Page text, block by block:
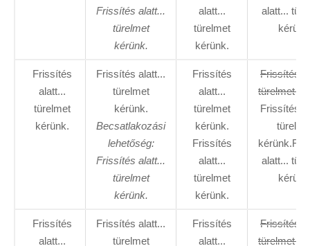
Frissítés alatt...
türelmet
kérünk.
alatt...
türelmet
kérünk.
alatt...
Frissítés
alatt...
türelmet
kérünk.
Frissítés alatt...
türelmet
kérünk.
Becsatlakozási
lehetőség:
Frissítés alatt...
türelmet
kérünk.
Frissítés
alatt...
türelmet
kérünk.
Frissítés
alatt...
türelmet
kérünk.
Frissítés
türelmet
Frissítés
alatt...
Frissítés
alatt...
Frissítés alatt...
türelmet
Frissítés
alatt...
Frissítés
türelmet